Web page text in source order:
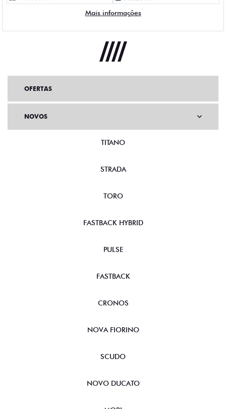
OFERTAS
NOVOS
TITANO
STRADA
TORO
FASTBACK HYBRID
PULSE
FASTBACK
CRONOS
NOVA FIORINO
SCUDO
NOVO DUCATO